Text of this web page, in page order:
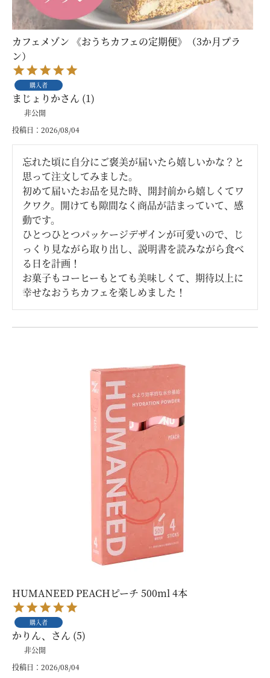
カフェメゾン 《おうちカフェの定期便》（3か月プラ
ン）
購入者
まじょりか 1
非公開
投稿日
2026/08/04
忘れた頃に自分にご褒美が届いたら嬉しいかな？と
思って注文してみました。
初めて届いたお品を見た時、開封前から嬉しくてワ
クワク。開けても隙間なく商品が詰まっていて、感
動です。
ひとつひとつパッケージデザインが可愛いので、じ
っくり見ながら取り出し、説明書を読みながら食べ
る日を計画！
お菓子もコーヒーもとても美味しくて、期待以上に
幸せなおうちカフェを楽しめました！
HUMANEED PEACHピーチ 500ml 4本
購入者
かりん、 5
非公開
投稿日
2026/08/04